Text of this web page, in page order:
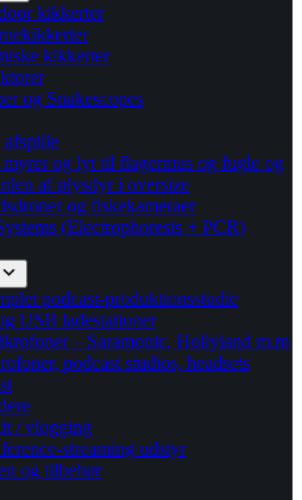
kikkerter
kikkerter
og Snakescopes
afspille
myrer og lyt til flagermus og fugle og
af plysdyr i oversize
og fiskekameraer
(Electrophoresis + PCR)
podcast-produktionsstudie
USB ladestationer
– Saramonic, Hollyland m.m
podcast studios, headsets
/ vlogging
streaming udstyr
og tilbehør